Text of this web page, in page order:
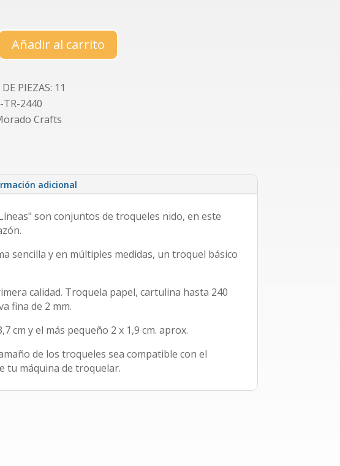
Añadir al carrito
PIEZAS: 11
TR-2440
Crafts
adicional
son conjuntos de troqueles nido, en este
sencilla y en múltiples medidas, un troquel básico
calidad. Troquela papel, cartulina hasta 240
fina de 2 mm.
cm y el más pequeño 2 x 1,9 cm. aprox.
de los troqueles sea compatible con el
tu máquina de troquelar.